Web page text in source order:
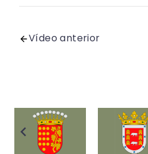
Vídeo anterior